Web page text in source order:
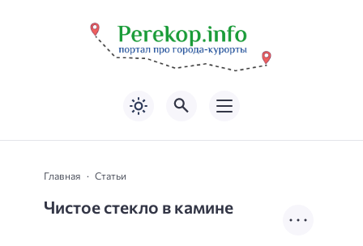
Главная Статьи
Чистое стекло в камине